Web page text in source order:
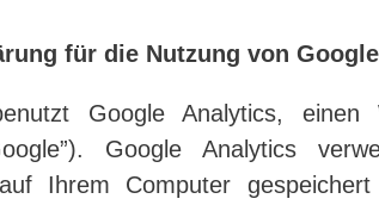
für die Nutzung von
Google Analytics, einen
Google Analytics
Ihrem Computer